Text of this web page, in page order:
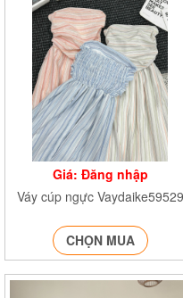
Giá: Đăng nhập
Váy cúp ngực Vaydaike59529
CHỌN MUA